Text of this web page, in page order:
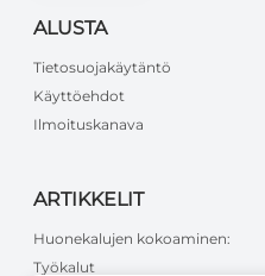
ALUSTA
Tietosuojakäytäntö
Käyttöehdot
Ilmoituskanava
ARTIKKELIT
Huonekalujen kokoaminen:
Työkalut